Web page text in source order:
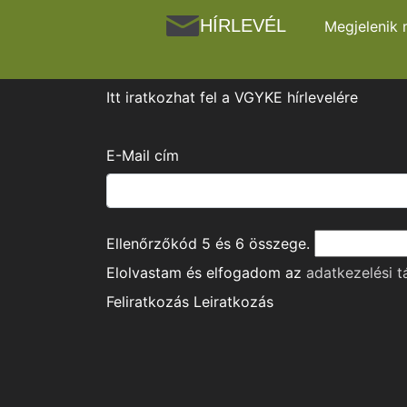
HÍRLEVÉL Megjelenik
Itt iratkozhat fel a VGYKE hírlevelére
E-Mail cím
Ellenőrzőkód 5 és 6 összege.
Elolvastam és elfogadom az adatkezelési
Feliratkozás Leiratkozás